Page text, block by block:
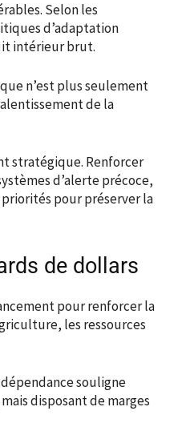
Selon les
d’adaptation
intérieur brut.
n’est plus seulement
de la
stratégique. Renforcer
d’alerte précoce,
pour préserver la
de dollars
pour renforcer la
les ressources
souligne
disposant de marges